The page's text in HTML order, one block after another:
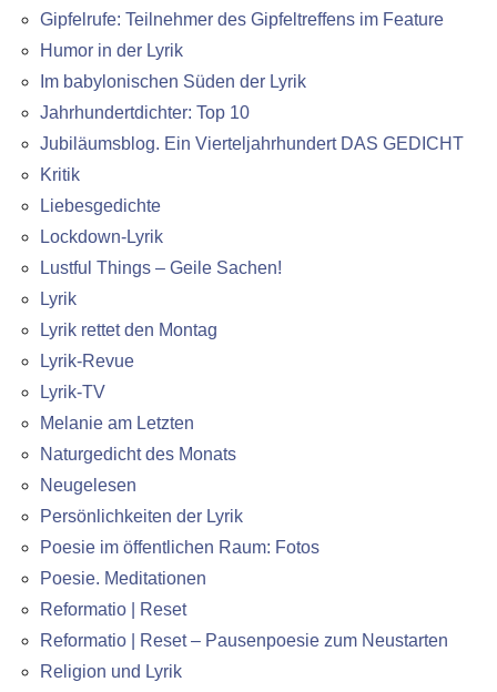
Gipfelrufe: Teilnehmer des Gipfeltreffens im Feature
Humor in der Lyrik
Im babylonischen Süden der Lyrik
Jahrhundertdichter: Top 10
Jubiläumsblog. Ein Vierteljahrhundert DAS GEDICHT
Kritik
Liebesgedichte
Lockdown-Lyrik
Lustful Things – Geile Sachen!
Lyrik
Lyrik rettet den Montag
Lyrik-Revue
Lyrik-TV
Melanie am Letzten
Naturgedicht des Monats
Neugelesen
Persönlichkeiten der Lyrik
Poesie im öffentlichen Raum: Fotos
Poesie. Meditationen
Reformatio | Reset
Reformatio | Reset – Pausenpoesie zum Neustarten
Religion und Lyrik